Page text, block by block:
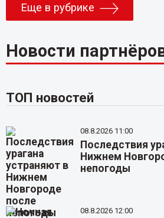
Еще в рубрике
Новости
ТОП новостей
08.8.2026 11:00
Последствия
Нижнем
непогоды
08.8.2026 12:00